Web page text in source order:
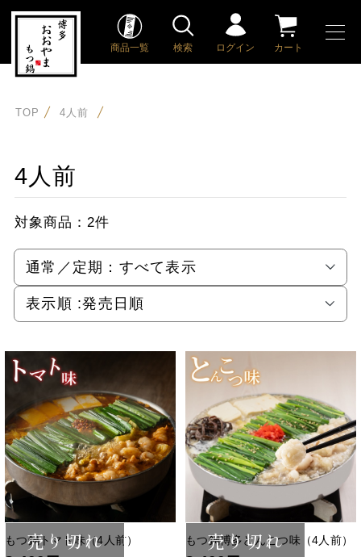
商品一覧 検索 ログイン カート
TOP 4人前
4人前
対象商品： 2件
通常／定期： すべて表示
表示順 :発売日順
売り切れ
もつ鍋トマト味（4人前） 売り切れ
もつ鍋博多とんこつ味（4人前）